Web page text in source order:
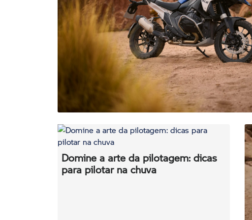
Domine a arte da pilotagem: dicas
para pilotar na chuva